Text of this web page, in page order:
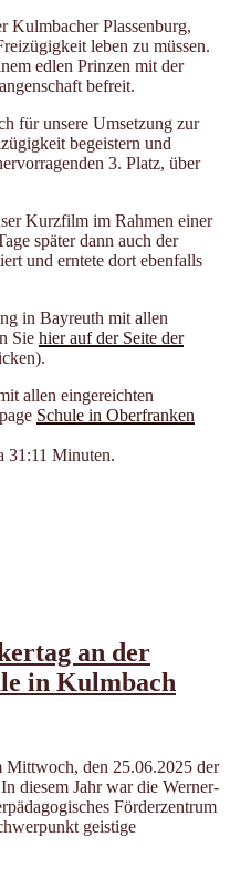
Kulmbacher Plassenburg,
leben zu müssen.
edlen Prinzen mit der
befreit.
für unsere Umsetzung zur
begeistern und
3. Platz, über
Kurzfilm im Rahmen einer
später dann auch der
und erntete dort ebenfalls
in Bayreuth mit allen
Sie hier auf der Seite der
allen eingereichten
Schule in Oberfranken
31:11 Minuten.
an der
in Kulmbach
den 25.06.2025 der
diesem Jahr war die Werner-
Förderzentrum
geistige